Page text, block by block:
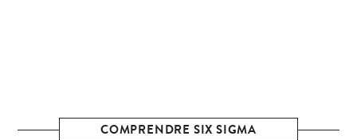
COMPRENDRE SIX SIGMA